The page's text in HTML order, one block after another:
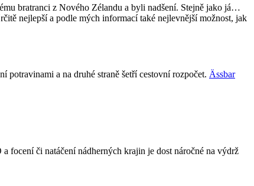
bratranci z Nového Zélandu a byli nadšení. Stejně jako já…
nejlepší a podle mých informací také nejlevnější možnost, jak
a na druhé straně šetří cestovní rozpočet. Ässbar
focení či natáčení nádherných krajin je dost náročné na výdrž